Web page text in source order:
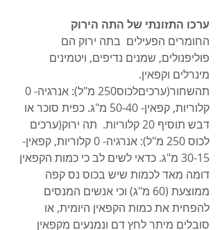
ערכו התזונתי של התה הירוק
החומרים הפעילים  בתה ירוק הם
פוליפנולים, שמנים נדיפים, ויטמינים
מינרלים וקפאין.
קלוריות, קפאין- 50-40 מ"ג. כפית סוכר או
דבש תוסיף 20 קלוריות.  תה ירוק(ערכים
לכוס 250 מ"ל): אנרגיה- 0 קלוריות, קפאין-
30-15 מ"ג. כדאי לשים לב כי כמות הקפאין
דומה מאד לכמות שיש בכוס נס קפה
ממוצעת (60 מ"ג) וכי אנשים המנסים
להפחית את כמות הקפאין היומית, או
סובלים מיתר לחץ דם ונמנעים מקפאין